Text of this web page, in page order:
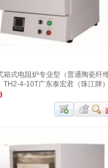
箱式电阻炉专业型（普通陶瓷纤
TH2-4-10T广东泰宏君（珠江牌